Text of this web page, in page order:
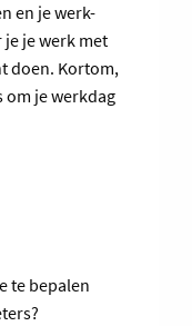
en je werk-
je werk met
doen. Kortom,
om je werkdag
te bepalen